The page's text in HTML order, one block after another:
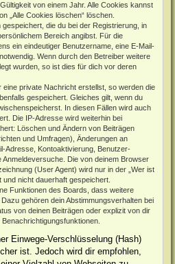
von einem Jahr. Alle Cookies kannst
„Alle Cookies löschen“ löschen.
gespeichert, die du bei der Registrierung, in
Bereich angibst. Für die
ein eindeutiger Benutzername, eine E-Mail-
Wenn durch den Betreiber weitere
wurden, so ist dies für dich vor deren
eine private Nachricht erstellst, so werden die
gespeichert. Gleiches gilt, wenn du
In diesen Fällen wird auch
Die IP-Adresse wird weiterhin bei
Löschen und Ändern von Beiträgen
und Umfragen), Änderungen an
Adresse, Kontoaktivierung, Benutzer-
Anmeldeversuche. Die von deinem Browser
(User Agent) wird nur in der „Wer ist
und nicht dauerhaft gespeichert.
Funktionen des Boards, dass weitere
gehören dein Abstimmungsverhalten bei
von deinen Beiträgen oder explizit von dir
Einwege-Verschlüsselung (Hash)
ist. Jedoch wird dir empfohlen,